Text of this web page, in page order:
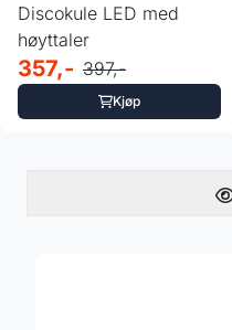
Discokule LED med
høyttaler
357,- 397,-
Kjøp